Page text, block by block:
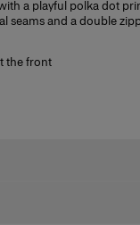
a playful polka dot
seams and a double
the front
midi skirt